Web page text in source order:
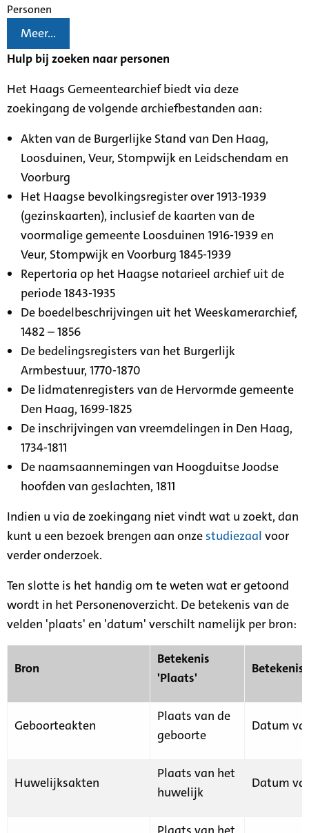
Personen
Meer...
Hulp bij zoeken naar personen
Het Haags Gemeentearchief biedt via deze
zoekingang de volgende archiefbestanden aan:
Akten van de Burgerlijke Stand van Den Haag,
Loosduinen, Veur, Stompwijk en Leidschendam en
Voorburg
Het Haagse bevolkingsregister over 1913-1939
(gezinskaarten), inclusief de kaarten van de
voormalige gemeente Loosduinen 1916-1939 en
Veur, Stompwijk en Voorburg 1845-1939
Repertoria op het Haagse notarieel archief uit de
periode 1843-1935
De boedelbeschrijvingen uit het Weeskamerarchief,
1482 – 1856
De bedelingsregisters van het Burgerlijk
Armbestuur, 1770-1870
De lidmatenregisters van de Hervormde gemeente
Den Haag, 1699-1825
De inschrijvingen van vreemdelingen in Den Haag,
1734-1811
De naamsaannemingen van Hoogduitse Joodse
hoofden van geslachten, 1811
Indien u via de zoekingang niet vindt wat u zoekt, dan
kunt u een bezoek brengen aan onze studiezaal voor
verder onderzoek.
Ten slotte is het handig om te weten wat er getoond
wordt in het Personenoverzicht. De betekenis van de
velden 'plaats' en 'datum' verschilt namelijk per bron:
Bron
Betekenis
'Plaats'
Geboorteakten
Plaats van de
geboorte
Datum
Huwelijksakten
Plaats van het
huwelijk
Datum